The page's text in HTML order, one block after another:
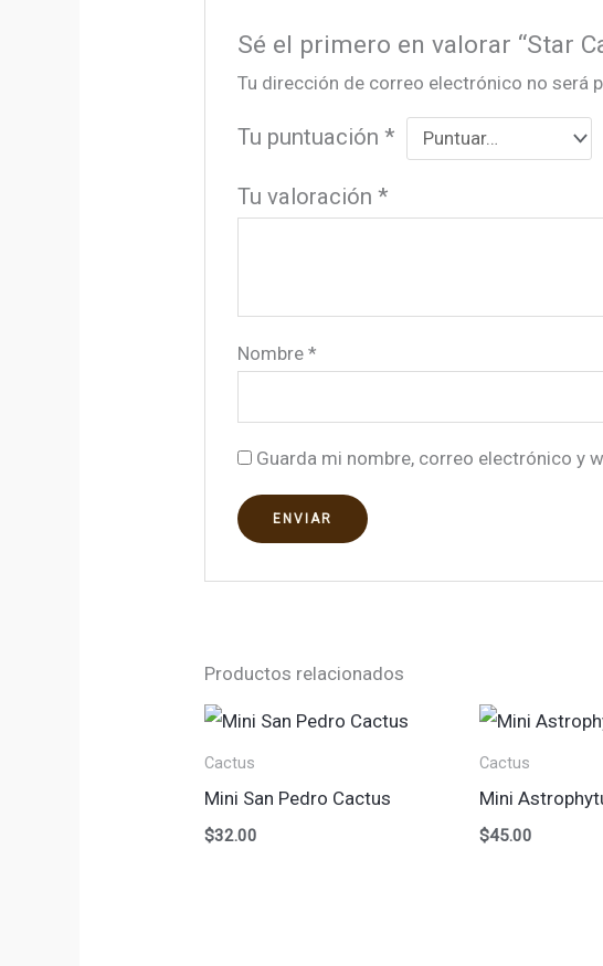
Sé el primero en valorar “Star
Tu dirección de correo electrónico no será
Tu puntuación *
Tu valoración *
Nombre *
Guarda mi nombre, correo electrónico y
Productos relacionados
Cactus
Mini San Pedro Cactus
$32.00
Cactus
Mini
$45.00